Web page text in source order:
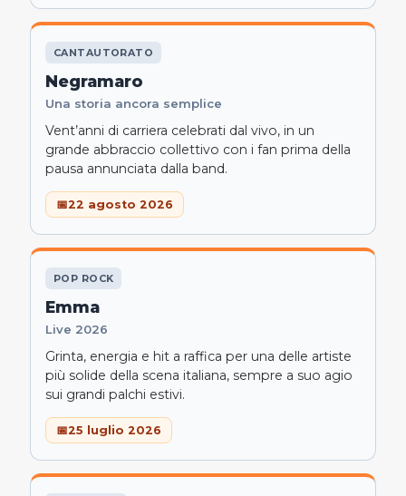
CANTAUTORATO
Negramaro
Una storia ancora semplice
Vent’anni di carriera celebrati dal vivo, in un
grande abbraccio collettivo con i fan prima della
pausa annunciata dalla band.
22 agosto 2026
POP ROCK
Emma
Live 2026
Grinta, energia e hit a raffica per una delle artiste
più solide della scena italiana, sempre a suo agio
sui grandi palchi estivi.
25 luglio 2026